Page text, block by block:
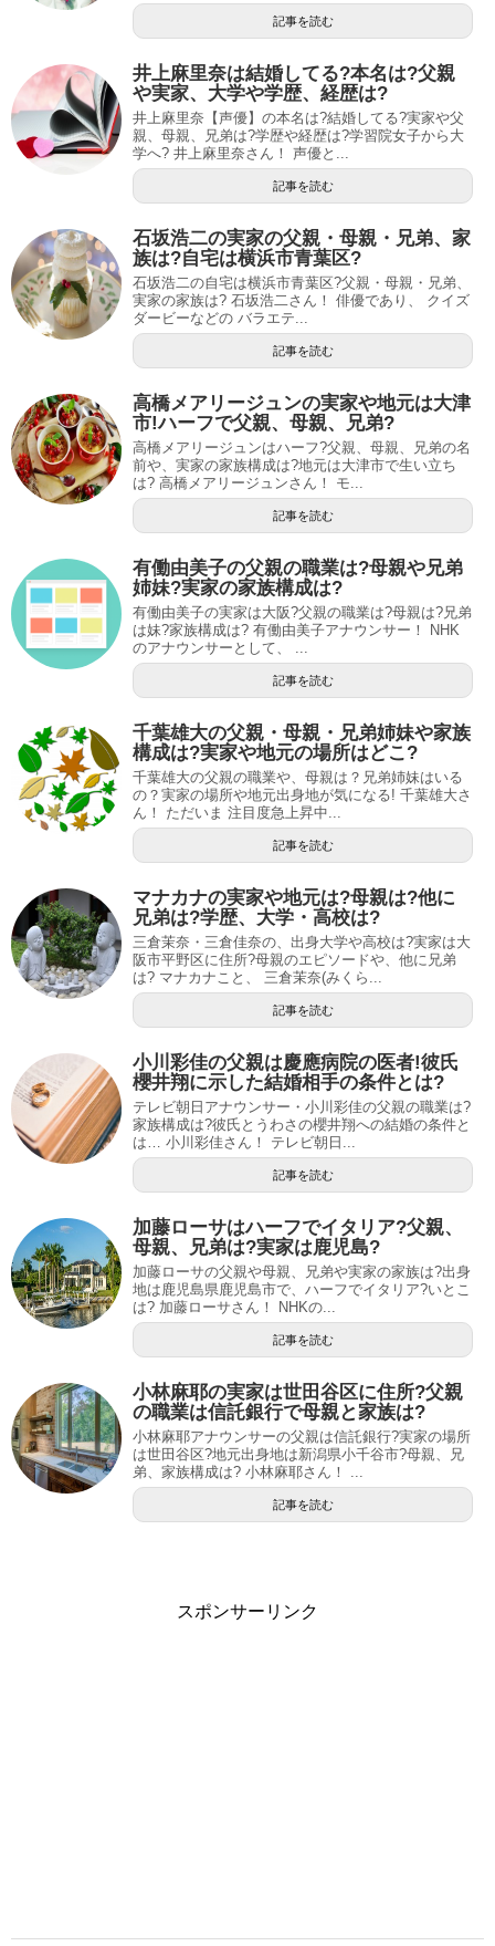
記事を読む
井上麻里奈は結婚してる?本名は?父親
や実家、大学や学歴、経歴は?
井上麻里奈【声優】の本名は?結婚してる?実家や父
親、母親、兄弟は?学歴や経歴は?学習院女子から大
学へ? 井上麻里奈さん！ 声優と...
記事を読む
石坂浩二の実家の父親・母親・兄弟、家
族は?自宅は横浜市青葉区?
石坂浩二の自宅は横浜市青葉区?父親・母親・兄弟、
実家の家族は? 石坂浩二さん！ 俳優であり、 クイズ
ダービーなどの バラエテ...
記事を読む
高橋メアリージュンの実家や地元は大津
市!ハーフで父親、母親、兄弟?
高橋メアリージュンはハーフ?父親、母親、兄弟の名
前や、実家の家族構成は?地元は大津市で生い立ち
は? 高橋メアリージュンさん！ モ...
記事を読む
有働由美子の父親の職業は?母親や兄弟
姉妹?実家の家族構成は?
有働由美子の実家は大阪?父親の職業は?母親は?兄弟
は妹?家族構成は? 有働由美子アナウンサー！ NHK
のアナウンサーとして、 ...
記事を読む
千葉雄大の父親・母親・兄弟姉妹や家族
構成は?実家や地元の場所はどこ?
千葉雄大の父親の職業や、母親は？兄弟姉妹はいる
の？実家の場所や地元出身地が気になる! 千葉雄大さ
ん！ ただいま 注目度急上昇中...
記事を読む
マナカナの実家や地元は?母親は?他に
兄弟は?学歴、大学・高校は?
三倉茉奈・三倉佳奈の、出身大学や高校は?実家は大
阪市平野区に住所?母親のエピソードや、他に兄弟
は? マナカナこと、 三倉茉奈(みくら...
記事を読む
小川彩佳の父親は慶應病院の医者!彼氏
櫻井翔に示した結婚相手の条件とは?
テレビ朝日アナウンサー・小川彩佳の父親の職業は?
家族構成は?彼氏とうわさの櫻井翔への結婚の条件と
は… 小川彩佳さん！ テレビ朝日...
記事を読む
加藤ローサはハーフでイタリア?父親、
母親、兄弟は?実家は鹿児島?
加藤ローサの父親や母親、兄弟や実家の家族は?出身
地は鹿児島県鹿児島市で、ハーフでイタリア?いとこ
は? 加藤ローサさん！ NHKの...
記事を読む
小林麻耶の実家は世田谷区に住所?父親
の職業は信託銀行で母親と家族は?
小林麻耶アナウンサーの父親は信託銀行?実家の場所
は世田谷区?地元出身地は新潟県小千谷市?母親、兄
弟、家族構成は? 小林麻耶さん！ ...
記事を読む
スポンサーリンク